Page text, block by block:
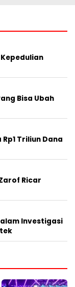
Kepedulian
Bisa Ubah
Triliun Dana
Ricar
Investigasi